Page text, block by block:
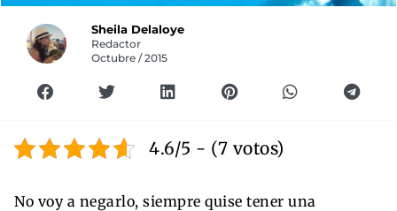
Sheila Delaloye
Redactor
Octubre / 2015
4.6/5 - (7 votos)
No voy a negarlo, siempre quise tener una